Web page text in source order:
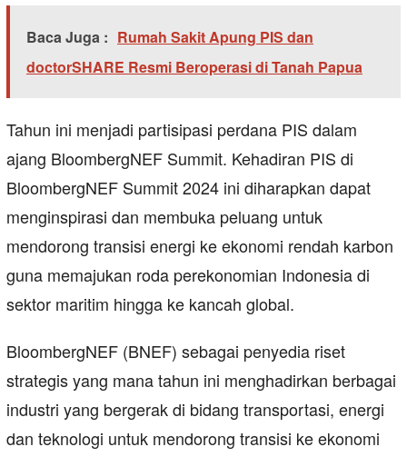
Baca Juga : Rumah Sakit Apung PIS dan
doctorSHARE Resmi Beroperasi di Tanah Papua
Tahun ini menjadi partisipasi perdana PIS dalam
ajang BloombergNEF Summit. Kehadiran PIS di
BloombergNEF Summit 2024 ini diharapkan dapat
menginspirasi dan membuka peluang untuk
mendorong transisi energi ke ekonomi rendah karbon
guna memajukan roda perekonomian Indonesia di
sektor maritim hingga ke kancah global.
BloombergNEF (BNEF) sebagai penyedia riset
strategis yang mana tahun ini menghadirkan berbagai
industri yang bergerak di bidang transportasi, energi
dan teknologi untuk mendorong transisi ke ekonomi